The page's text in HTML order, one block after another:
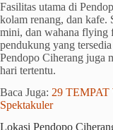
Fasilitas utama di
kolam renang, dan kafe.
mini, dan wahana flying
pendukung yang
Pendopo Ciherang juga
hari tertentu.
Baca Juga: 29
Spektakuler
Lokasi Pendopo